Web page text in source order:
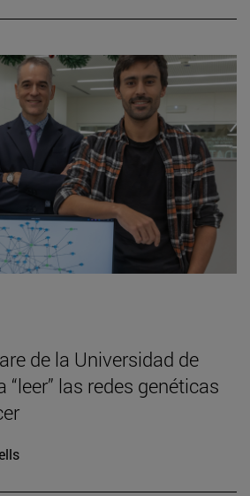
de la Universidad de
las redes genéticas